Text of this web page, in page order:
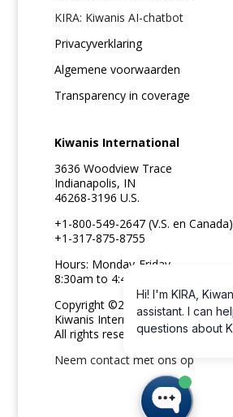
KIRA: Kiwanis AI-chatbot
Privacyverklaring
Algemene voorwaarden
Transparency in coverage
Kiwanis International
3636 Woodview Trace
Indianapolis, IN
46268-3196 U.S.
+1-800-549-2647 (V.S. en Canada)
+1-317-875-8755
Hours: Monday-Friday
8:30am to 4:45pm ET
Copyright ©2026
Kiwanis International
All rights reserved
Neem contact met ons op